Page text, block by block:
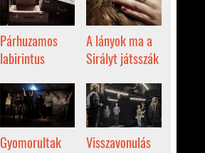
Párhuzamos
labirintus
A lányok ma a
Sirályt játsszák
Gyomorultak Visszavonulás